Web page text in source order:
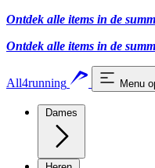
Ontdek alle items in de
Ontdek alle items in de
All4running Menu
Dames